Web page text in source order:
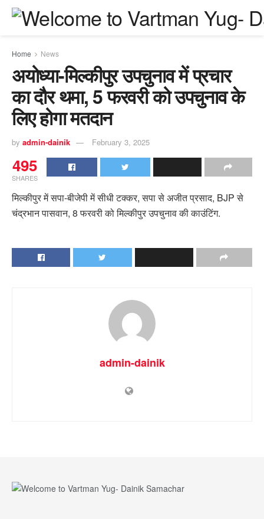
Home News
अयोध्या-मिल्कीपुर उपचुनाव में प्रचार
का दौर थमा, 5 फरवरी को उपचुनाव के
लिए होगा मतदान
by admin-dainik February 3, 2025
495
SHARES
मिल्कीपुर में सपा-बीजेपी में सीधी टक्कर, सपा से अजीत प्रसाद, BJP से
चंद्रभान पासवान, 8 फरवरी को मिल्कीपुर उपचुनाव की काउंटिंग.
admin-dainik